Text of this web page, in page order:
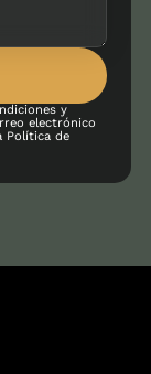
y
electrónico
Política de